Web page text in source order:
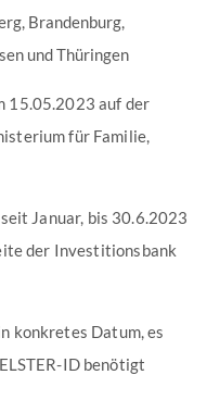
Brandenburg,
und Thüringen
15.05.2023 auf der
für Familie,
Januar, bis 30.6.2023
der Investitionsbank
konkretes Datum, es
ID benötigt